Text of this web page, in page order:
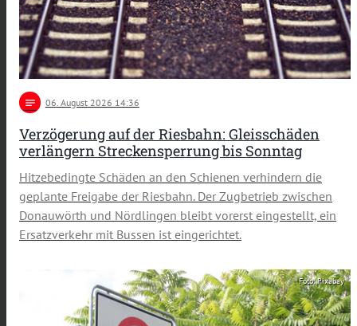
notes 06 . August 2026 14:36
Verzögerung auf der Riesbahn: Gleisschäden
verlängern Streckensperrung bis Sonntag
Hitzebedingte Schäden an den Schienen verhindern die
geplante Freigabe der Riesbahn. Der Zugbetrieb zwischen
Donauwörth und Nördlingen bleibt vorerst eingestellt, ein
Ersatzverkehr mit Bussen ist eingerichtet.
Foto: Pixabay